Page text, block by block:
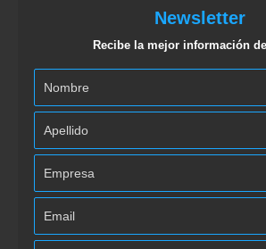
Newsletter
Recibe la mejor información